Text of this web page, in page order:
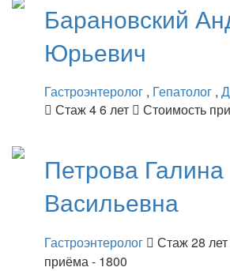
Барановский
Юрьевич
Гастроэнтеролог , Гепатолог ,
Стаж 4 6 лет
Стоимость
Петрова Галина
Васильевна
Гастроэнтеролог Стаж 28 лет
приёма - 1800